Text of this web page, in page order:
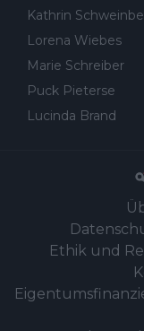
Kathrin
Lorena Wiebes
Marie Schreiber
Puck Pieterse
Lucinda Brand
Ethik und